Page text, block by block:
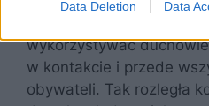
Data Deletion Data
wykorzystywać
w kontakcie i przede
obywateli. Tak rozległa